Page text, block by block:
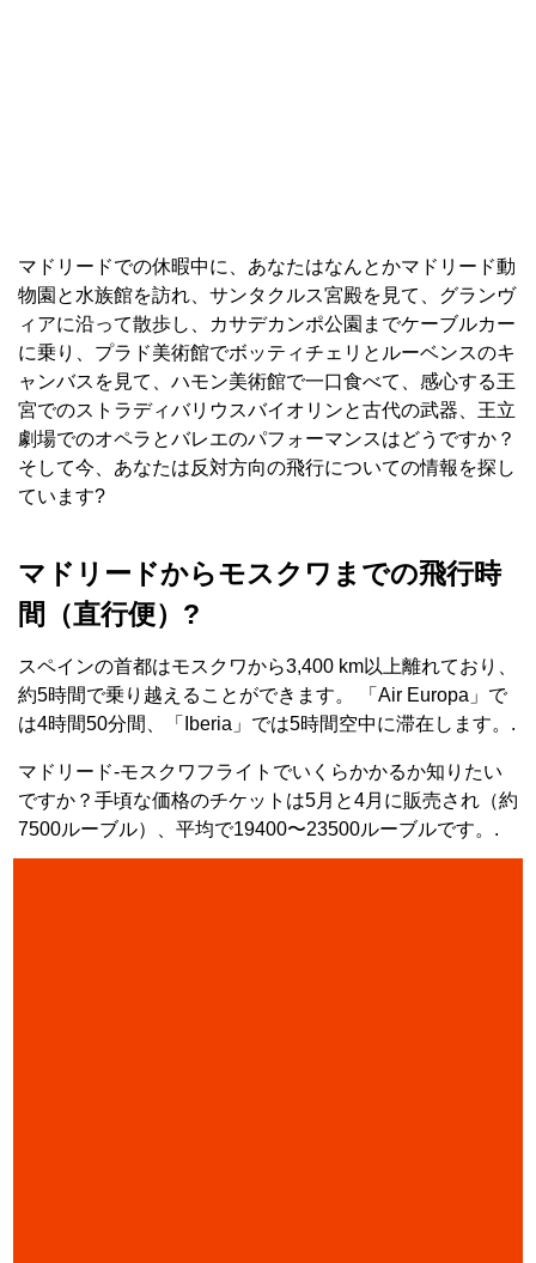
マドリードでの休暇中に、あなたはなんとかマドリード動
物園と水族館を訪れ、サンタクルス宮殿を見て、グランヴ
ィアに沿って散歩し、カサデカンポ公園までケーブルカー
に乗り、プラド美術館でボッティチェリとルーベンスのキ
ャンバスを見て、ハモン美術館で一口食べて、感心する王
宮でのストラディバリウスバイオリンと古代の武器、王立
劇場でのオペラとバレエのパフォーマンスはどうですか？
そして今、あなたは反対方向の飛行についての情報を探し
ています?
マドリードからモスクワまでの飛行時
間（直行便）?
スペインの首都はモスクワから3,400 km以上離れており、
約5時間で乗り越えることができます。 「Air Europa」で
は4時間50分間、「Iberia」では5時間空中に滞在します。.
マドリード-モスクワフライトでいくらかかるか知りたい
ですか？手頃な価格のチケットは5月と4月に販売され（約
7500ルーブル）、平均で19400〜23500ルーブルです。.